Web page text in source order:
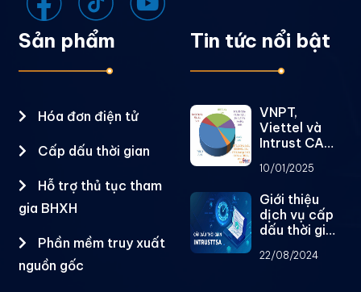
Sản phẩm
Hóa đơn điện tử
Cấp dấu thời gian
Hỗ trợ thủ tục tham
gia BHXH
Phần mềm truy xuất
nguồn gốc
Tin tức nổi bật
VNPT,
Viettel và
Intrust CA
79% thị
chữ ký số
công cộng
10/01/2025
Giới thiệu
dịch vụ cấp
dấu thời gian
22/08/2024